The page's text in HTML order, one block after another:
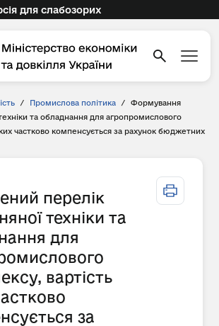
для слабозорих
/ Промислова політика /
Формування
та обладнання для агропромислового
частково компенсується за рахунок бюджетних
перелік
техніки та
для
вартість
за